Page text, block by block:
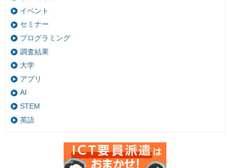
イベント
セミナー
プログラミング
調査結果
大学
アプリ
AI
STEM
英語